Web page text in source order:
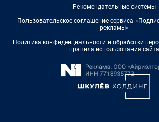
Рекомендательные системы
Пользовательское соглашение сервиса
рекламы»
Политика конфиденциальности и обработки
правила использования сайта